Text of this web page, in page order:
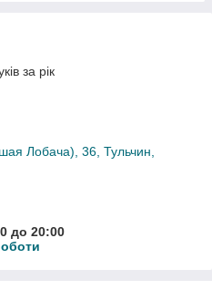
за рік
Лобача), 36, Тульчин,
до 20:00